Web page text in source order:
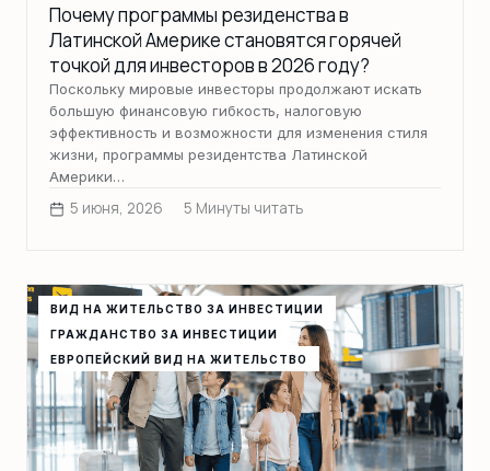
Почему программы резиденства в
Латинской Америке становятся горячей
точкой для инвесторов в 2026 году?
Поскольку мировые инвесторы продолжают искать
большую финансовую гибкость, налоговую
эффективность и возможности для изменения стиля
жизни, программы резидентства Латинской
Америки…
5 июня, 2026 5 Минуты читать
ВИД НА ЖИТЕЛЬСТВО ЗА ИНВЕСТИЦИИ
ГРАЖДАНСТВО ЗА ИНВЕСТИЦИИ
ЕВРОПЕЙСКИЙ ВИД НА ЖИТЕЛЬСТВО